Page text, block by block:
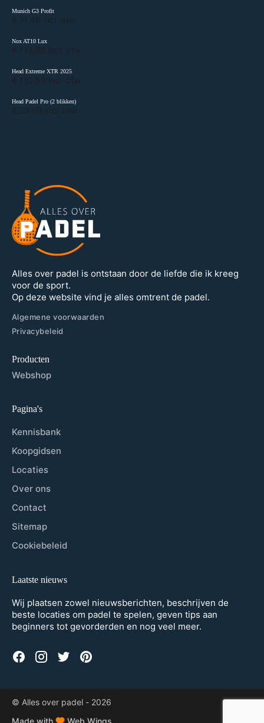
Munich G3 Profit
€ 71.46 incl. btw
Nox AT10 Lux
€ 114.99 incl. btw
Head Extreme XTR 2025
€ 110.50 incl. btw
Head Padel Pro (2 blikken)
€ 23.99 incl. btw
Alles over padel is ontstaan door de liefde die ik kreeg
voor de sport.
Op deze website vind je alles omtrent de padel.
Algemene voorwaarden
Privacybeleid
Producten
Webshop
Pagina's
Kennisbank
Koopgidsen
Locaties
Over ons
Contact
Sitemap
Cookiebeleid
Laatste nieuws
Wij plaatsen zowel nieuwsberichten, beschrijven de
beste locaties om padel te spelen, geven tips aan
beginners tot gevorderden en nog veel meer.
© Alles over padel - 2026
Made with
Web Wings